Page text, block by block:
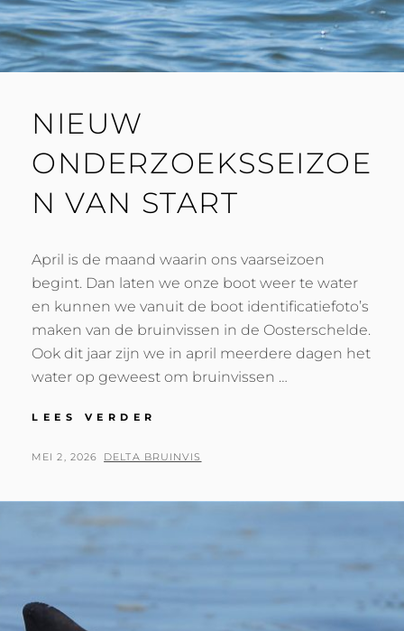
NIEUW
ONDERZOEKSSEIZOE
N VAN START
April is de maand waarin ons vaarseizoen
begint. Dan laten we onze boot weer te water
en kunnen we vanuit de boot identificatiefoto’s
maken van de bruinvissen in de Oosterschelde.
Ook dit jaar zijn we in april meerdere dagen het
water op geweest om bruinvissen …
LEES VERDER
VAN
GEPLAATST
MEI 2, 2026 BY
DELTA BRUINVIS